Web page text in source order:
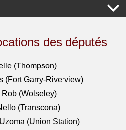
des députés
(Thompson)
(Fort Garry-Riverview)
(Wolseley)
(Transcona)
(Union Station)